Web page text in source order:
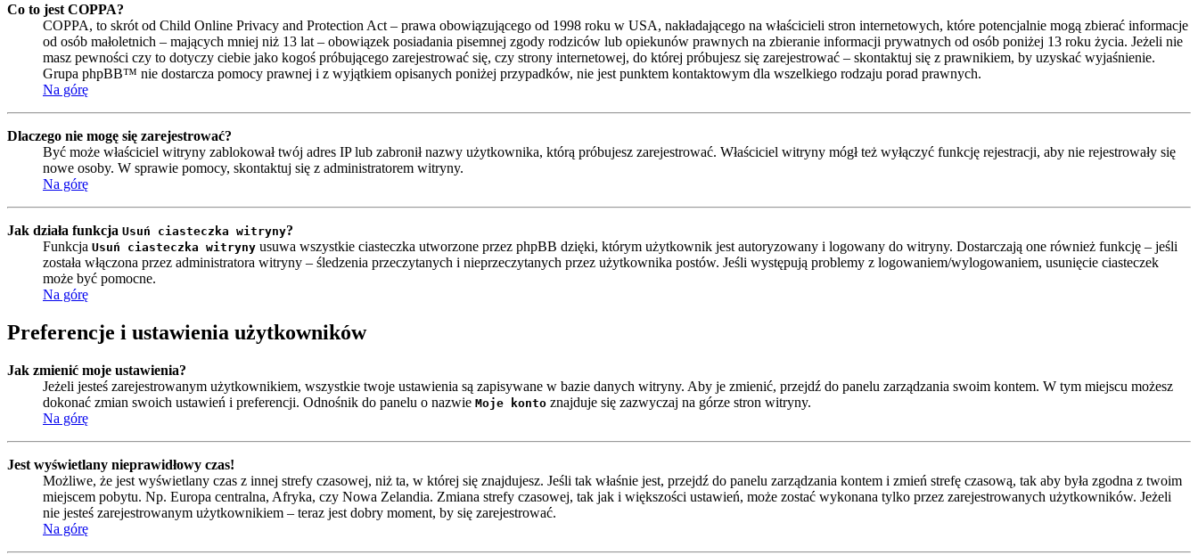
Co to jest COPPA?
COPPA, to skrót od Child Online Privacy and Protection Act – prawa obowiązującego od 1998 roku w USA, nakładającego na właścicieli stron internetowych, które potencjalnie mogą zbierać informacje
od osób małoletnich – mających mniej niż 13 lat – obowiązek posiadania pisemnej zgody rodziców lub opiekunów prawnych na zbieranie informacji prywatnych od osób poniżej 13 roku życia. Jeżeli nie
masz pewności czy to dotyczy ciebie jako kogoś próbującego zarejestrować się, czy strony internetowej, do której próbujesz się zarejestrować – skontaktuj się z prawnikiem, by uzyskać wyjaśnienie.
Grupa phpBB™ nie dostarcza pomocy prawnej i z wyjątkiem opisanych poniżej przypadków, nie jest punktem kontaktowym dla wszelkiego rodzaju porad prawnych.
Na górę
Dlaczego nie mogę się zarejestrować?
Być może właściciel witryny zablokował twój adres IP lub zabronił nazwy użytkownika, którą próbujesz zarejestrować. Właściciel witryny mógł też wyłączyć funkcję rejestracji, aby nie rejestrowały się
nowe osoby. W sprawie pomocy, skontaktuj się z administratorem witryny.
Na górę
Jak działa funkcja Usuń ciasteczka witryny?
Funkcja Usuń ciasteczka witryny usuwa wszystkie ciasteczka utworzone przez phpBB dzięki, którym użytkownik jest autoryzowany i logowany do witryny. Dostarczają one również funkcję – jeśli
została włączona przez administratora witryny – śledzenia przeczytanych i nieprzeczytanych przez użytkownika postów. Jeśli występują problemy z logowaniem/wylogowaniem, usunięcie ciasteczek
może być pomocne.
Na górę
Preferencje i ustawienia użytkowników
Jak zmienić moje ustawienia?
Jeżeli jesteś zarejestrowanym użytkownikiem, wszystkie twoje ustawienia są zapisywane w bazie danych witryny. Aby je zmienić, przejdź do panelu zarządzania swoim kontem. W tym miejscu możesz
dokonać zmian swoich ustawień i preferencji. Odnośnik do panelu o nazwie Moje konto znajduje się zazwyczaj na górze stron witryny.
Na górę
Jest wyświetlany nieprawidłowy czas!
Możliwe, że jest wyświetlany czas z innej strefy czasowej, niż ta, w której się znajdujesz. Jeśli tak właśnie jest, przejdź do panelu zarządzania kontem i zmień strefę czasową, tak aby była zgodna z twoim
miejscem pobytu. Np. Europa centralna, Afryka, czy Nowa Zelandia. Zmiana strefy czasowej, tak jak i większości ustawień, może zostać wykonana tylko przez zarejestrowanych użytkowników. Jeżeli
nie jesteś zarejestrowanym użytkownikiem – teraz jest dobry moment, by się zarejestrować.
Na górę